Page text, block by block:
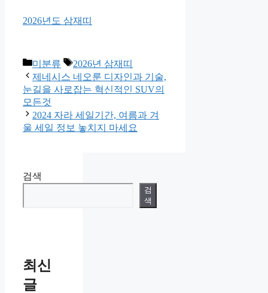
2026년도 삼재띠
Categories
미분류 Tags
2026년 삼재띠
제네시스 네오룬 디자인과 기술,
눈길을 사로잡는 혁신적인 SUV의
모든것
2024 자라 세일기간, 여름과 겨
울 세일 정보 놓치지 마세요
검색
검
색
최신
글